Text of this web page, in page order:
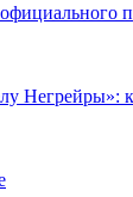
Негрейры»: